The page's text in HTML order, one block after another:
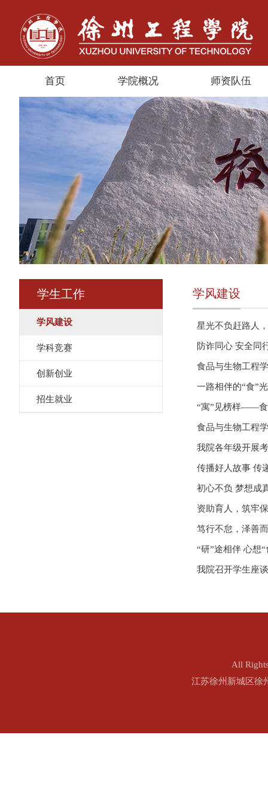
首页 学院概况 师资队伍
学生工作
学风建设
学科竞赛
创新创业
招生就业
学风建设
星光不负赶路人
防诈同心 安全同
食品与生物工程
一路相伴的“食”
“寓”见榜样——食
食品与生物工程
我院各年级开展
传播好人故事 传
初心不负 梦想成
资助育人，筑牢
笃行不怠，泽善
“研”途相伴 心想
我院召开学生座
All
江苏徐州新城区徐